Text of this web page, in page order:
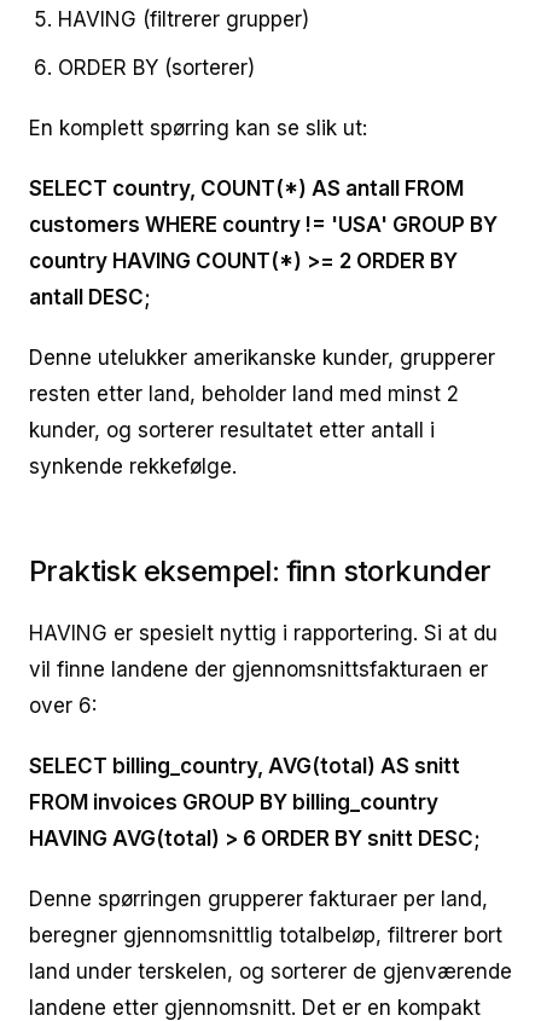
HAVING (filtrerer grupper)
ORDER BY (sorterer)
En komplett spørring kan se slik ut:
SELECT country, COUNT(*) AS antall FROM
customers WHERE country != 'USA' GROUP BY
country HAVING COUNT(*) >= 2 ORDER BY
antall DESC;
Denne utelukker amerikanske kunder, grupperer
resten etter land, beholder land med minst 2
kunder, og sorterer resultatet etter antall i
synkende rekkefølge.
Praktisk eksempel: finn storkunder
HAVING er spesielt nyttig i rapportering. Si at du
vil finne landene der gjennomsnittsfakturaen er
over 6:
SELECT billing_country, AVG(total) AS snitt
FROM invoices GROUP BY billing_country
HAVING AVG(total) > 6 ORDER BY snitt DESC;
Denne spørringen grupperer fakturaer per land,
beregner gjennomsnittlig totalbeløp, filtrerer bort
land under terskelen, og sorterer de gjenværende
landene etter gjennomsnitt. Det er en kompakt